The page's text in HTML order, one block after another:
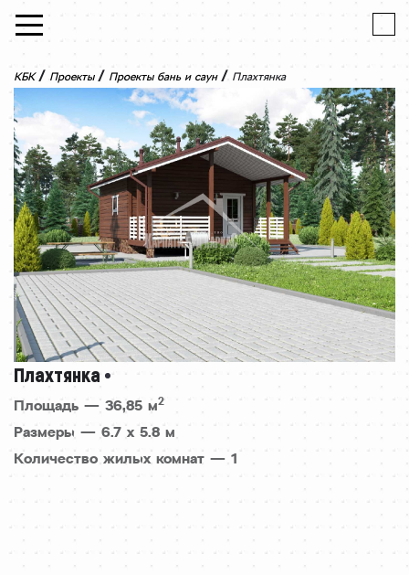
Skip to content
КБК / Проекты / Проекты бань и саун / Плахтянка
Плахтянка
Площадь — 36,85 м2
Размеры — 6.7 x 5.8 м
Количество жилых комнат — 1